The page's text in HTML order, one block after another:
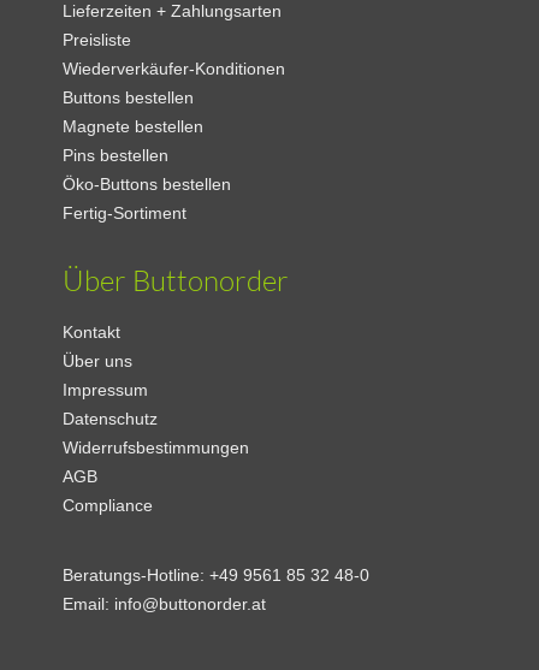
Lieferzeiten + Zahlungsarten
Preisliste
Wiederverkäufer-Konditionen
Buttons bestellen
Magnete bestellen
Pins bestellen
Öko-Buttons bestellen
Fertig-Sortiment
Über Buttonorder
Kontakt
Über uns
Impressum
Datenschutz
Widerrufsbestimmungen
AGB
Compliance
Beratungs-Hotline:+49 9561 85 32 48-0
Email: info@buttonorder.at